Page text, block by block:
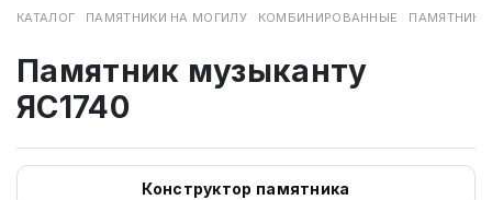
КАТАЛОГ ПАМЯТНИКИ НА МОГИЛУ КОМБИНИРОВАННЫЕ ПАМЯТНИК
Памятник музыканту
ЯС1740
Конструктор памятника